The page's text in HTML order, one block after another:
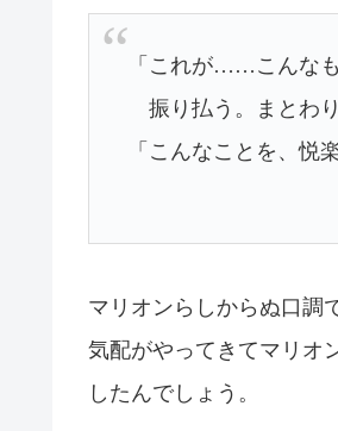
「これが……こんな
振り払う。まとわ
「こんなことを、悦
マリオンらしからぬ口調
気配がやってきてマリオ
したんでしょう。